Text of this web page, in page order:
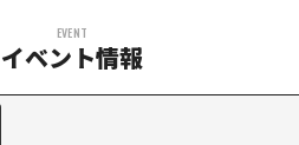
EVENT
イベント情報